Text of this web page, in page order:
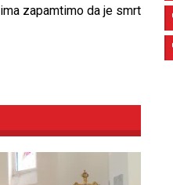
zapamtimo da je smrt